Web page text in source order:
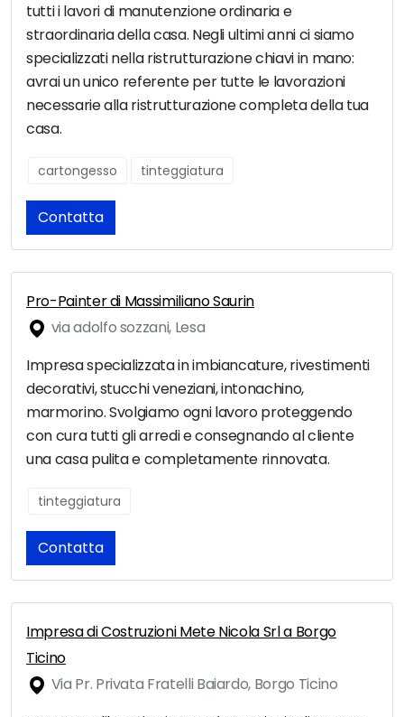
tutti i lavori di manutenzione ordinaria e
straordinaria della casa. Negli ultimi anni ci siamo
specializzati nella ristrutturazione chiavi in mano:
avrai un unico referente per tutte le lavorazioni
necessarie alla ristrutturazione completa della tua
casa.
cartongesso tinteggiatura
Contatta
Pro-Painter di Massimiliano Saurin
via adolfo sozzani, Lesa
Impresa specializzata in imbiancature, rivestimenti
decorativi, stucchi veneziani, intonachino,
marmorino. Svolgiamo ogni lavoro proteggendo
con cura tutti gli arredi e consegnando al cliente
una casa pulita e completamente rinnovata.
tinteggiatura
Contatta
Impresa di Costruzioni Mete Nicola Srl a Borgo
Ticino
Via Pr. Privata Fratelli Baiardo, Borgo Ticino